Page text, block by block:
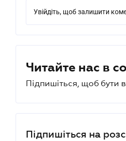
Увійдіть, щоб залишити
Читайте нас в
Підпишіться, щоб бути в
Підпишіться на